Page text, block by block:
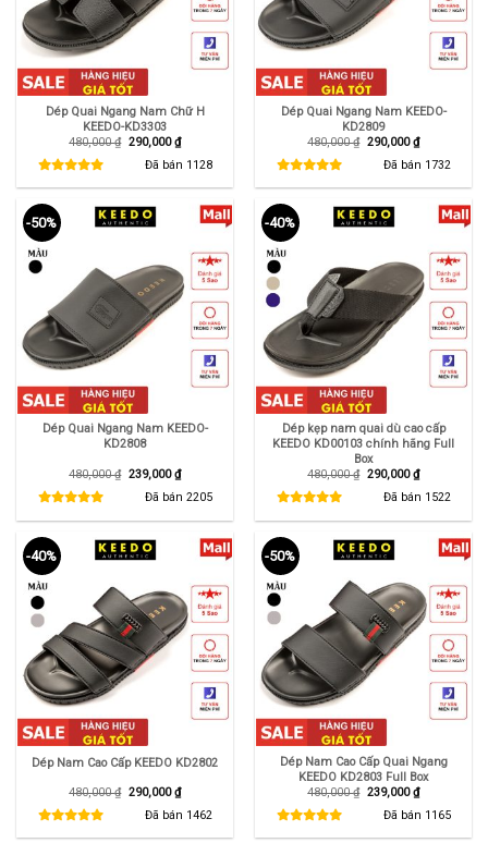
Dép Quai Ngang Nam Chữ H
KEEDO-KD3303
480,000₫ Giá
480,000 ₫.
290,000₫Giá
hiện
tại
là:
290,000 ₫.
Đã bán 1128
Dép Quai Ngang Nam KEEDO-
KD2809
480,000₫ Giá
480,000 ₫.
290,000₫Giá
hiện
tại
là:
290,000 ₫.
Đã bán 1732
-50%
Dép Quai Ngang Nam KEEDO-
KD2808
480,000₫ Giá
239,000₫Giá
hiện
tại
Đã bán 2205
-40%
Dép kẹp nam quai dù cao cấp
KEEDO KD00103 chính hãng Full
Box
480,000₫ Giá
290,000₫Giá
hiện
tại
Đã bán 1522
-40%
Dép Nam Cao Cấp KEEDO KD2802
480,000₫ Giá
480,000 ₫.
290,000₫Giá
hiện
tại
là:
290,000 ₫.
Đã bán 1462
-50%
Dép Nam Cao Cấp Quai Ngang
KEEDO KD2803 Full Box
480,000₫ Giá
480,000 ₫.
239,000₫Giá
hiện
tại
là:
239,000 ₫.
Đã bán 1165